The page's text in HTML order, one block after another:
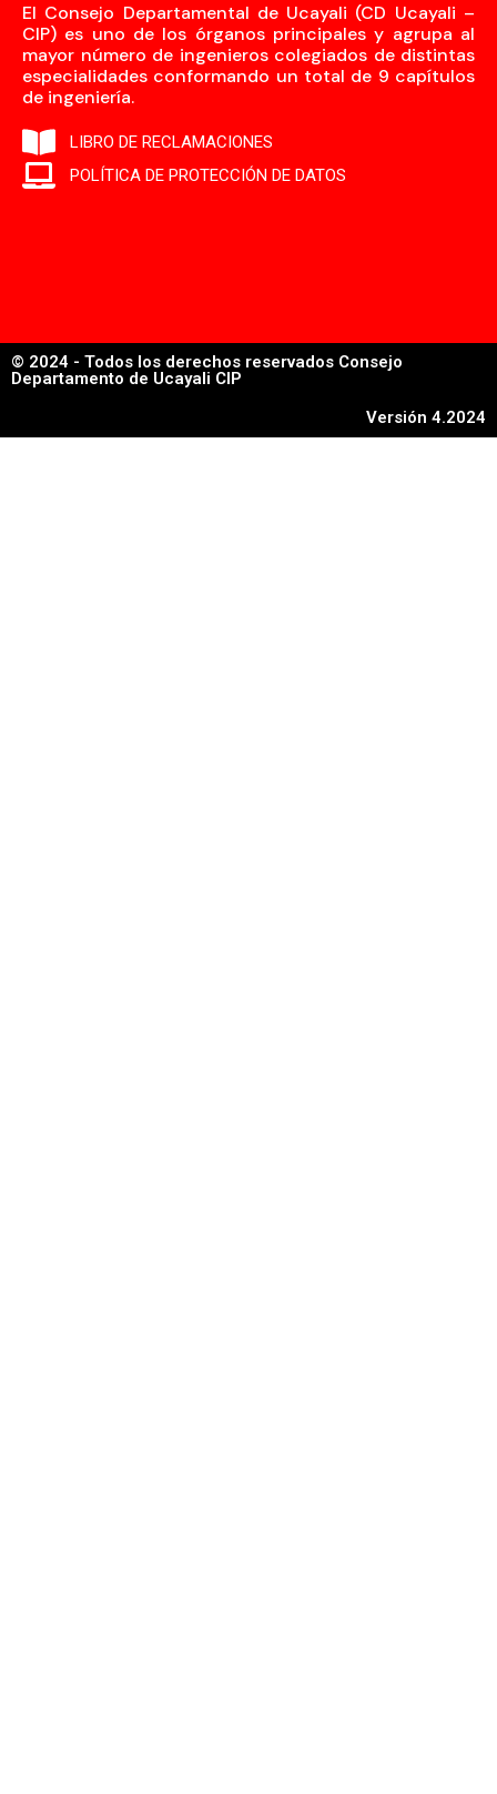
El Consejo Departamental de Ucayali (CD Ucayali –
CIP) es uno de los órganos principales y agrupa al
mayor número de ingenieros colegiados de distintas
especialidades conformando un total de 9 capítulos
de ingeniería.
LIBRO DE RECLAMACIONES
POLÍTICA DE PROTECCIÓN DE DATOS
© 2024 - Todos los derechos reservados Consejo
Departamento de Ucayali CIP
Versión 4.2024